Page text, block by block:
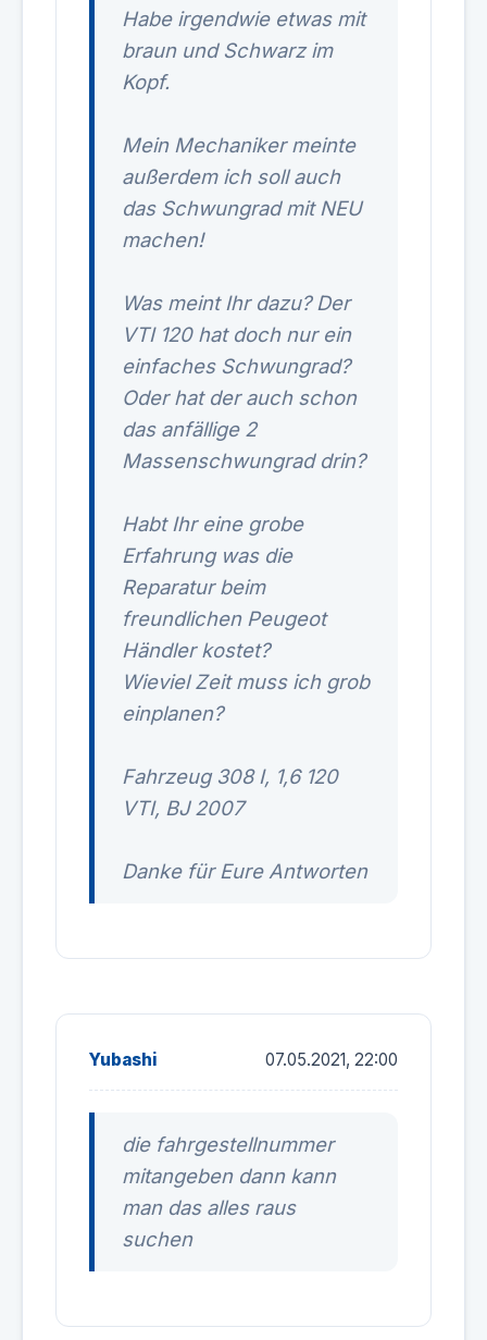
Habe irgendwie etwas mit
braun und Schwarz im
Kopf.
Mein Mechaniker meinte
außerdem ich soll auch
das Schwungrad mit NEU
machen!
Was meint Ihr dazu? Der
VTI 120 hat doch nur ein
einfaches Schwungrad?
Oder hat der auch schon
das anfällige 2
Massenschwungrad drin?
Habt Ihr eine grobe
Erfahrung was die
Reparatur beim
freundlichen Peugeot
Händler kostet?
Wieviel Zeit muss ich grob
einplanen?
Fahrzeug 308 I, 1,6 120
VTI, BJ 2007
Danke für Eure Antworten
Yubashi 07.05.2021, 22:00
die fahrgestellnummer
mitangeben dann kann
man das alles raus
suchen